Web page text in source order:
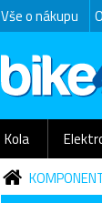
Vše o nákupu
Kola